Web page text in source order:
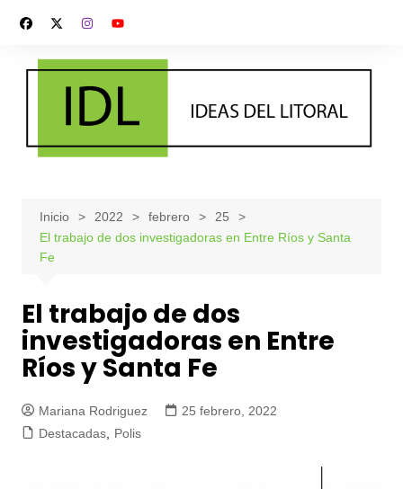
contenido
Inicio 2022 febrero
25
El trabajo de dos investigadoras en Entre Ríos y Santa
Fe
El trabajo de dos
investigadoras en Entre
Ríos y Santa Fe
Mariana Rodriguez
25 febrero, 2022
Destacadas, Polis